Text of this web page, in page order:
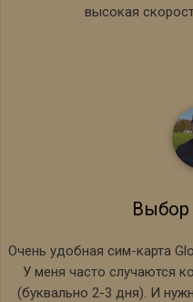
высокая
Выбор
Очень удобная сим-карта
У меня часто случаются
(буквально 2-3 дня). И